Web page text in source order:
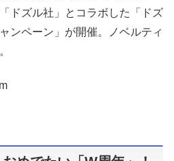
ドズル社」とコラボした「ドズ
ンペーン」が開催。ノベルティ